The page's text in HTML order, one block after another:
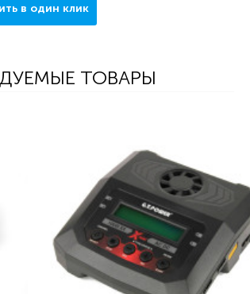
в один клик
ТОВАРЫ